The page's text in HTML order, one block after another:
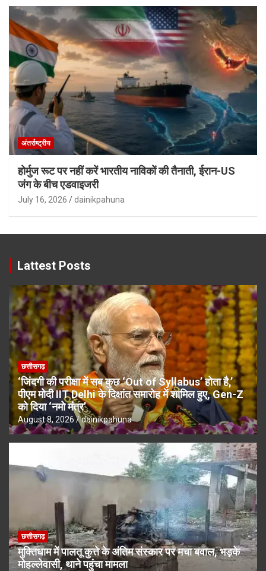
अंतर्राष्ट्रीय
होर्मुज रूट पर नहीं करें भारतीय नाविकों की तैनाती, ईरान-US
जंग के बीच एडवाइजरी
July 16, 2026 dainikpahuna
Lattest Posts
छत्तीसगढ़
‘जिंदगी की परीक्षा में सब कुछ ‘Out of Syllabus’ होता है,’
पीएम मोदी IIT Delhi के दिक्षांत समारोह में शामिल हुए, Gen-Z
को दिया ‘नमो मंंत्र’
August 8, 2026 dainikpahuna
छत्तीसगढ़
मुक्तिधाम में पालतू कुत्ते के अंतिम संस्कार पर मचा बवाल, भड़के
मोहल्लेवासी, थाने पहुंचा मामला